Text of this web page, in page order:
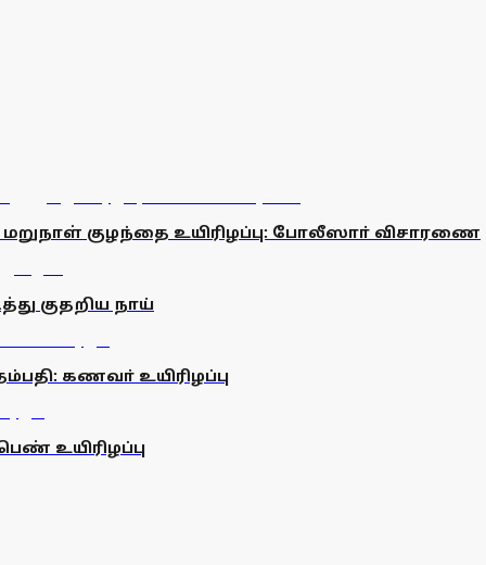
மறுநாள் குழந்தை உயிரிழப்பு: போலீஸாா் விசாரணை
குதறிய நாய்
கணவா் உயிரிழப்பு
உயிரிழப்பு